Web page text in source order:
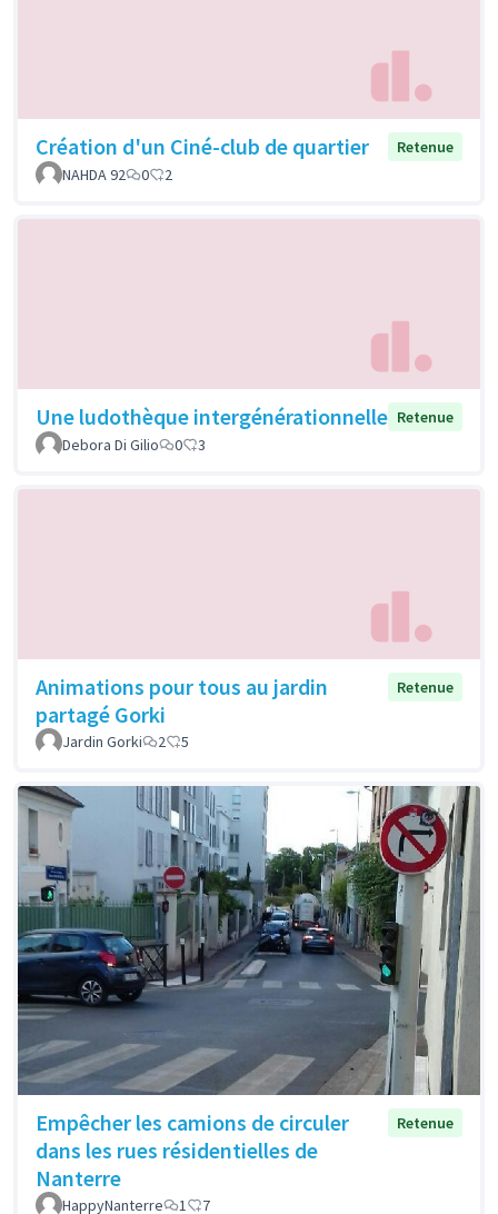
Création d'un Ciné-club de quartier
Retenue
NAHDA 92
0 2
Une ludothèque intergénérationnelle Retenue
Debora Di Gilio
0 3
Animations pour tous au jardin
partagé Gorki
Retenue
Jardin Gorki 2 5
Empêcher les camions de circuler
dans les rues résidentielles de
Nanterre
Retenue
HappyNanterre 1 7